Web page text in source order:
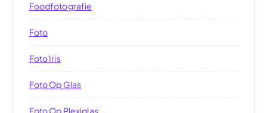
Foodfotografie
Foto
Foto Iris
Foto Op Glas
Foto Op Plexiglas